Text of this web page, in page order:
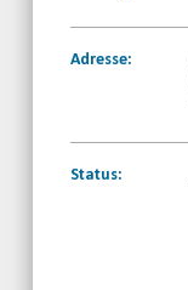
Adresse:
Status: